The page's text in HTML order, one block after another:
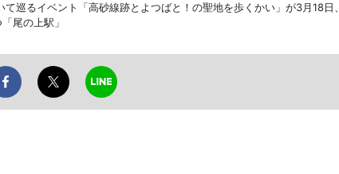
巡るイベント「高砂線跡とよつばと！の聖地を歩くかい」が3月18日、
尾の上駅」